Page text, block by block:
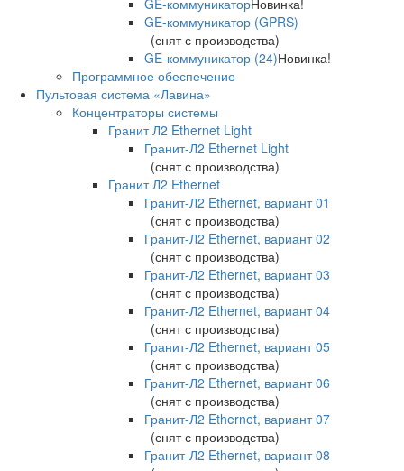
GE-коммуникаторНовинка!
GE-коммуникатор (GPRS)
(снят с производства)
GE-коммуникатор (24)Новинка!
Программное обеспечение
Пультовая система «Лавина»
Концентраторы системы
Гранит Л2 Ethernet Light
Гранит-Л2 Ethernet Light
(снят с производства)
Гранит Л2 Ethernet
Гранит-Л2 Ethernet, вариант 01
(снят с производства)
Гранит-Л2 Ethernet, вариант 02
(снят с производства)
Гранит-Л2 Ethernet, вариант 03
(снят с производства)
Гранит-Л2 Ethernet, вариант 04
(снят с производства)
Гранит-Л2 Ethernet, вариант 05
(снят с производства)
Гранит-Л2 Ethernet, вариант 06
(снят с производства)
Гранит-Л2 Ethernet, вариант 07
(снят с производства)
Гранит-Л2 Ethernet, вариант 08